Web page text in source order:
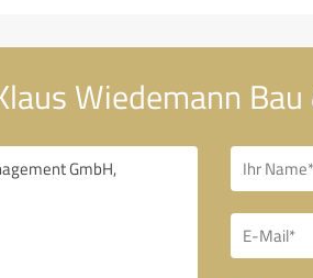
Wiedemann